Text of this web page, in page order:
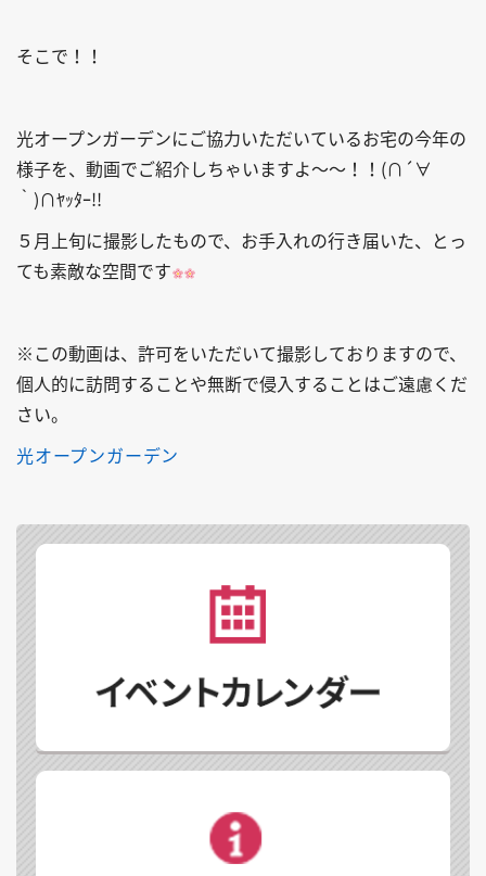
そこで！！
光オープンガーデンにご協力いただいているお宅の今年の
様子を、動画でご紹介しちゃいますよ～～！！(∩´∀
｀)∩ﾔｯﾀｰ!!
５月上旬に撮影したもので、お手入れの行き届いた、とっ
ても素敵な空間です
※この動画は、許可をいただいて撮影しておりますので、
個人的に訪問することや無断で侵入することはご遠慮くだ
さい。
光オープンガーデン